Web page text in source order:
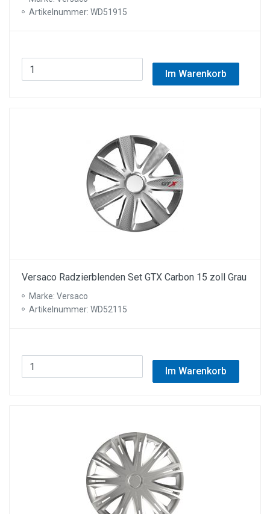
Artikelnummer: WD51915
Im Warenkorb
Versaco Radzierblenden Set GTX Carbon 15 zoll Grau
Marke: Versaco
Artikelnummer: WD52115
Im Warenkorb